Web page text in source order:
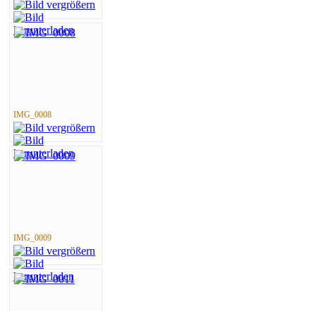
IMG_0008
IMG_0009